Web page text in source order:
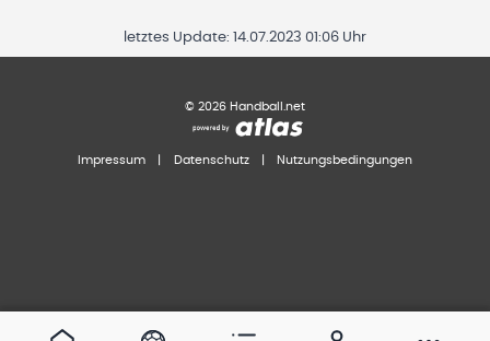
letztes Update: 14.07.2023 01:06 Uhr
© 2026 Handball.net
Impressum Datenschutz Nutzungsbedingungen